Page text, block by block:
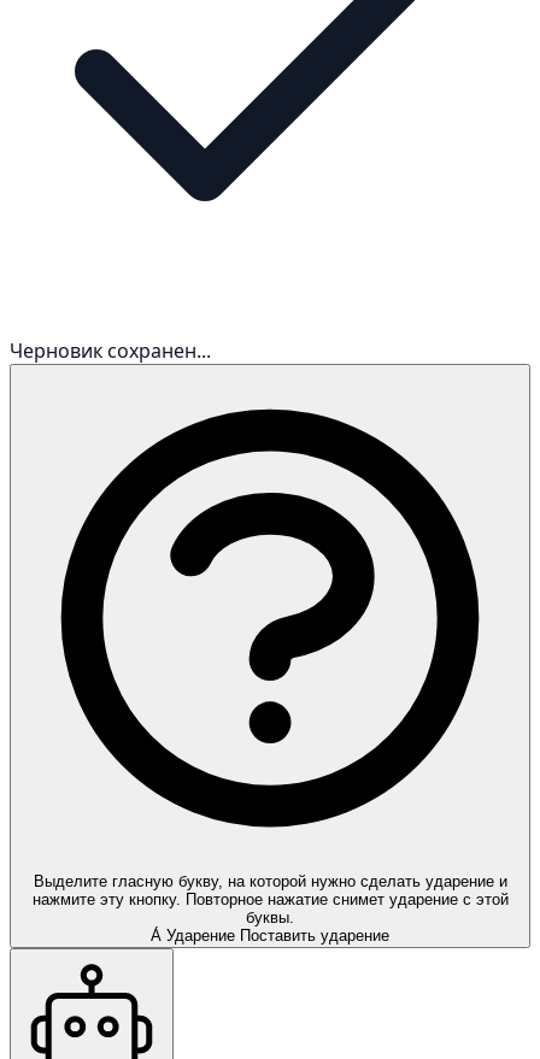
Черновик сохранен...
Выделите гласную букву, на которой нужно сделать ударение и
нажмите эту кнопку. Повторное нажатие снимет ударение с этой
буквы.
А́ Ударение Поставить ударение